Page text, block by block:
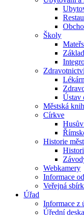
Školy
Ústav
Městská
Církve
Historie
Webkamery
Informace
Veřejná
Úřad
Informace z
Úřední deska